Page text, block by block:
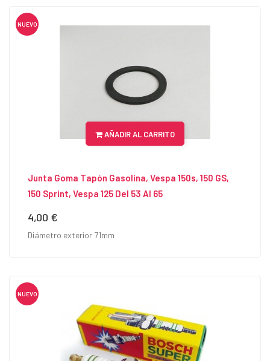
NUEVO
AÑADIR AL CARRITO
Junta Goma Tapón Gasolina, Vespa 150s, 150 GS,
150 Sprint, Vespa 125 Del 53 Al 65
Precio
4,00 €
Diámetro exterior 71mm
NUEVO